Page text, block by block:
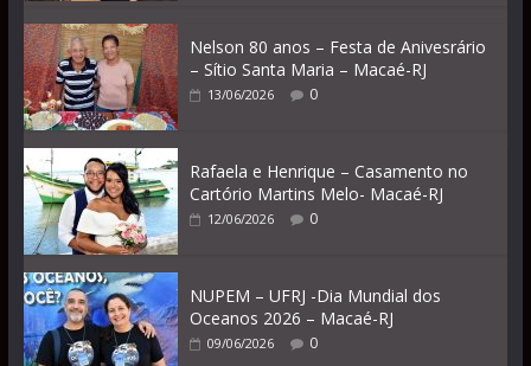
Nelson 80 anos – Festa de Anivesrário
– Sítio Santa Maria – Macaé-RJ
13/06/2026 0
Rafaela e Henrique – Casamento no
Cartório Martins Melo- Macaé-RJ
12/06/2026 0
NUPEM – UFRJ -Dia Mundial dos
Oceanos 2026 – Macaé-RJ
09/06/2026 0